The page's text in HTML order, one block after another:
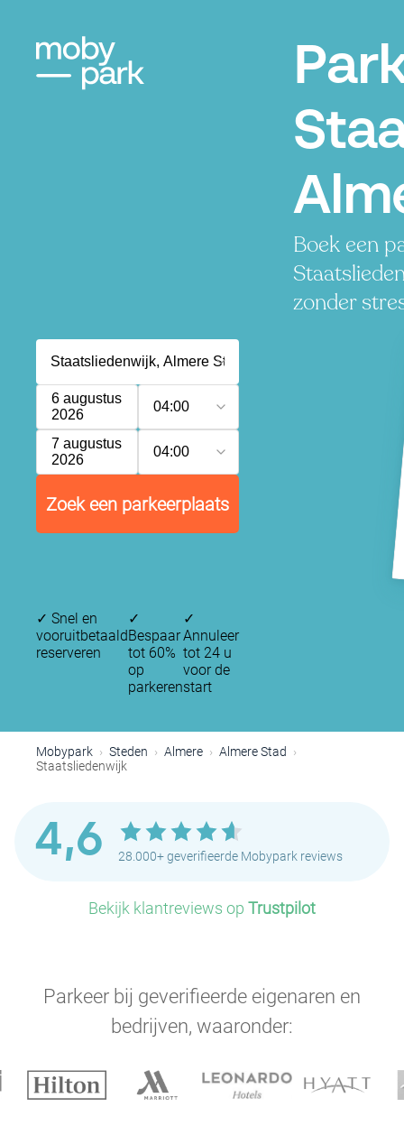
Boek een
zonder
6 augustus
2026
04:00
7 augustus
2026
04:00
Zoek een parkeerplaats
✓ Snel en
vooruitbetaald
reserveren
✓
Bespaar
tot 60%
op
parkeren
✓
Annuleer
tot 24 u
voor de
start
Mobypark Steden Almere
Almere Stad
Staatsliedenwijk
4,6 28.000+ geverifieerde Mobypark reviews
Bekijk klantreviews op Trustpilot
Parkeer bij geverifieerde eigenaren en
bedrijven, waaronder: